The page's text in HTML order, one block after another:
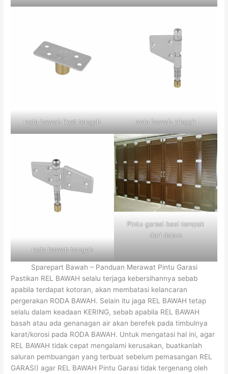
roda bawah lipat tengah roda bawah pinggir
roda bawah tengah
Pintu garasi besi tampak
dari dalam
Sparepart Bawah – Panduan Merawat Pintu Garasi
Pastikan REL BAWAH selalu terjaga kebersihannya sebab
apabila terdapat kotoran, akan membatasi kelancaran
pergerakan RODA BAWAH. Selain itu jaga REL BAWAH tetap
selalu dalam keadaan KERING, sebab apabila REL BAWAH
basah atau ada genanagan air akan berefek pada timbulnya
karat/korosi pada RODA BAWAH. Untuk mengatasi hal ini, agar
REL BAWAH tidak cepat mengalami kerusakan, buatkanlah
saluran pembuangan yang terbuat sebelum pemasangan REL
GARASI) agar REL BAWAH Pintu Garasi tidak tergenang oleh